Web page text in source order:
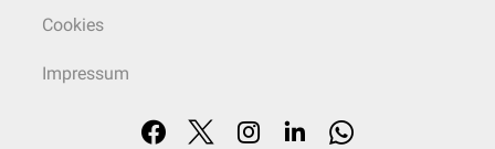
Cookies
Impressum